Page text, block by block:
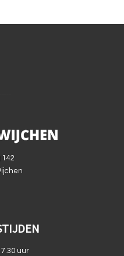
142
uur